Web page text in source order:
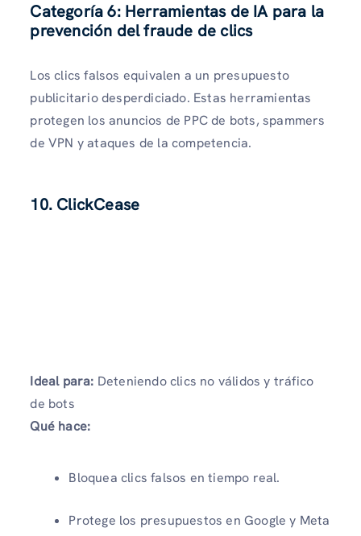
Categoría 6: Herramientas de IA para la
prevención del fraude de clics
Los clics falsos equivalen a un presupuesto
publicitario desperdiciado. Estas herramientas
protegen los anuncios de PPC de bots, spammers
de VPN y ataques de la competencia.
10. ClickCease
Ideal para: Deteniendo clics no válidos y tráfico
de bots
Qué hace:
Bloquea clics falsos en tiempo real.
Protege los presupuestos en Google y Meta